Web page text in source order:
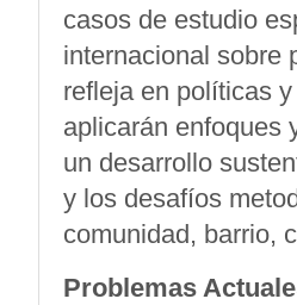
casos de estudio
internacional sobre
refleja en políticas
aplicarán enfoques
un desarrollo
y los desafíos
comunidad, barrio,
Problemas